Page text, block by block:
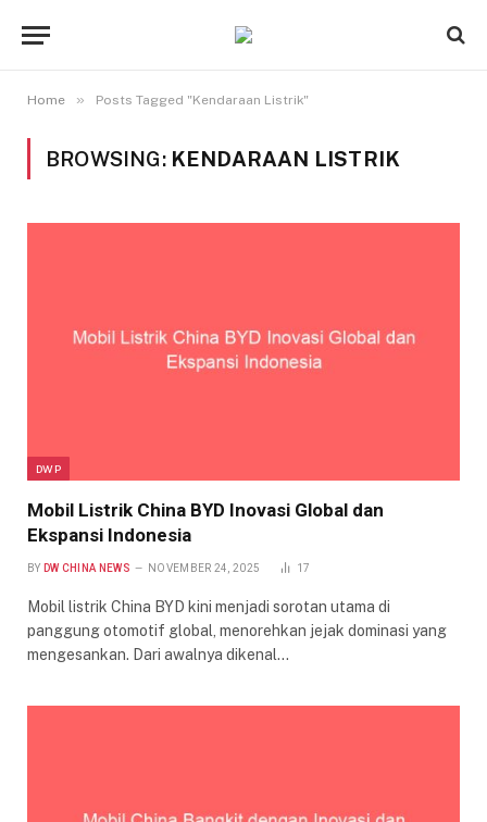
Home » Posts Tagged "Kendaraan Listrik"
BROWSING: KENDARAAN LISTRIK
DWP
Mobil Listrik China BYD Inovasi Global dan
Ekspansi Indonesia
BY DW CHINA NEWS NOVEMBER 24, 2025 17
Mobil listrik China BYD kini menjadi sorotan utama di
panggung otomotif global, menorehkan jejak dominasi yang
mengesankan. Dari awalnya dikenal…